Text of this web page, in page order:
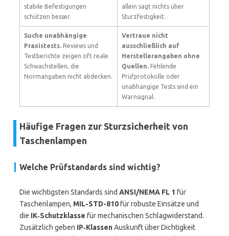
stabile Befestigungen
schützen besser.
allein sagt nichts über
Sturzfestigkeit.
Suche unabhängige
Praxistests. Reviews und
Testberichte zeigen oft reale
Schwachstellen, die
Normangaben nicht abdecken.
Vertraue nicht
ausschließlich auf
Herstellerangaben ohne
Quellen. Fehlende
Prüfprotokolle oder
unabhängige Tests sind ein
Warnsignal.
Häufige Fragen zur Sturzsicherheit von
Taschenlampen
Welche Prüfstandards sind wichtig?
Die wichtigsten Standards sind ANSI/NEMA FL 1 für
Taschenlampen, MIL-STD-810für robuste Einsätze und
die IK‑Schutzklasse für mechanischen Schlagwiderstand.
Zusätzlich geben IP‑KlassenAuskunft über Dichtigkeit